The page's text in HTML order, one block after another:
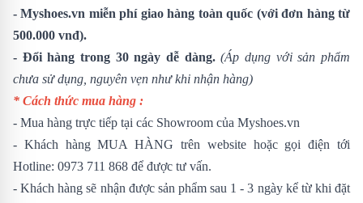
- Myshoes.vn miễn phí giao hàng toàn quốc (với đơn hàng từ
500.000 vnđ).
- Đổi hàng trong 30 ngày dễ dàng.(Áp dụng với sản phẩm
chưa sử dụng, nguyên vẹn như khi nhận hàng)
* Cách thức mua hàng :
- Mua hàng trực tiếp tại các Showroom của Myshoes.vn
- Khách hàng MUA HÀNG trên website hoặc gọi điện tới
Hotline: 0973 711 868 để được tư vấn.
- Khách hàng sẽ nhận được sản phẩm sau 1 - 3 ngày kể từ khi đặt